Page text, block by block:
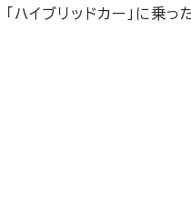
ハイブリッドカー」に乗